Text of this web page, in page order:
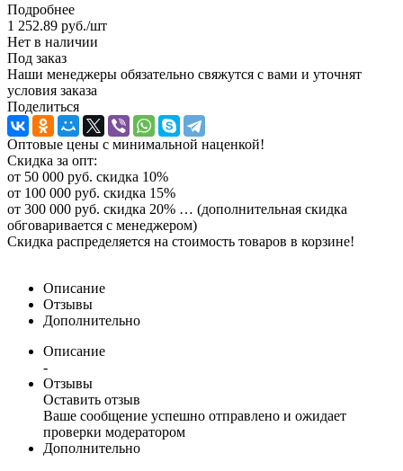
Подробнее
1 252.89 руб./шт
Нет в наличии
Под заказ
Наши менеджеры обязательно свяжутся с вами и уточнят
условия заказа
Поделиться
Оптовые цены с минимальной наценкой!
Скидка за опт:
от 50 000 руб. скидка 10%
от 100 000 руб. скидка 15%
от 300 000 руб. скидка 20% … (дополнительная скидка
обговаривается с менеджером)
Скидка распределяется на стоимость товаров в корзине!
Описание
Отзывы
Дополнительно
Описание
-
Отзывы
Оставить отзыв
Ваше сообщение успешно отправлено и ожидает
проверки модератором
Дополнительно